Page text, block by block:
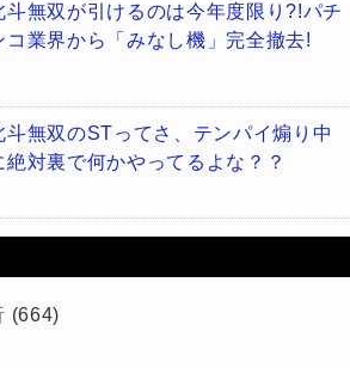
斗無双が引けるのは今年度限り?!パチ
コ業界から「みなし機」完全撤去!
斗無双のSTってさ、テンパイ煽り中
絶対裏で何かやってるよな？？
(664)